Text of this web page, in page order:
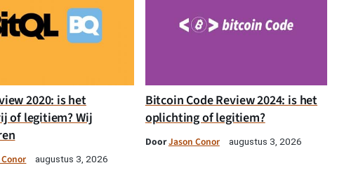
2020: is het
of legitiem? Wij
augustus 3, 2026
Bitcoin Code Review 2024: is het
oplichting of legitiem?
DoorJason Conor augustus 3, 2026